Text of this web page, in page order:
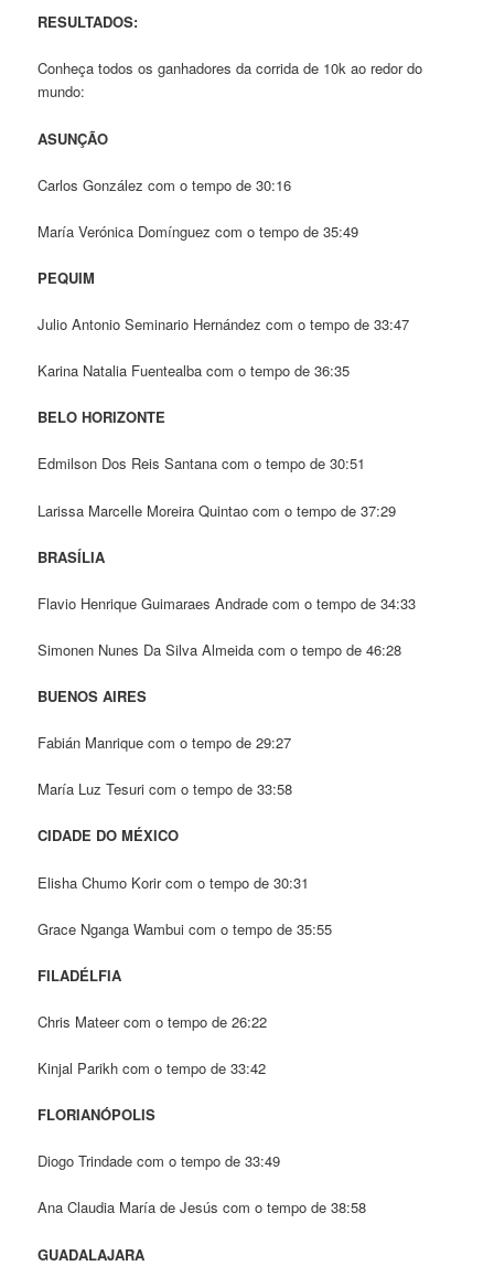
RESULTADOS:
Conheça todos os ganhadores da corrida de 10k ao redor do
mundo:
ASUNÇÃO
Carlos González com o tempo de 30:16
María Verónica Domínguez com o tempo de 35:49
PEQUIM
Julio Antonio Seminario Hernández com o tempo de 33:47
Karina Natalia Fuentealba com o tempo de 36:35
BELO HORIZONTE
Edmilson Dos Reis Santana com o tempo de 30:51
Larissa Marcelle Moreira Quintao com o tempo de 37:29
BRASÍLIA
Flavio Henrique Guimaraes Andrade com o tempo de 34:33
Simonen Nunes Da Silva Almeida com o tempo de 46:28
BUENOS AIRES
Fabián Manrique com o tempo de 29:27
María Luz Tesuri com o tempo de 33:58
CIDADE DO MÉXICO
Elisha Chumo Korir com o tempo de 30:31
Grace Nganga Wambui com o tempo de 35:55
FILADÉLFIA
Chris Mateer com o tempo de 26:22
Kinjal Parikh com o tempo de 33:42
FLORIANÓPOLIS
Diogo Trindade com o tempo de 33:49
Ana Claudia María de Jesús com o tempo de 38:58
GUADALAJARA